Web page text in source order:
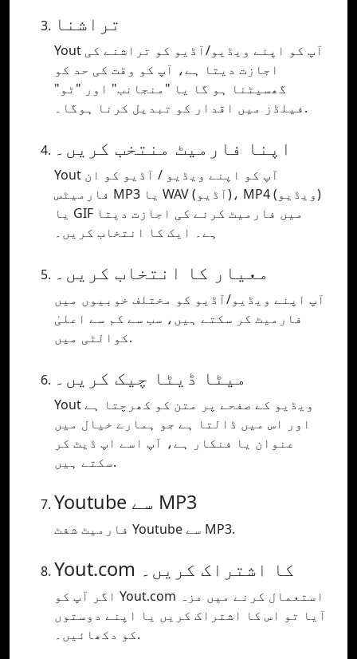
تراشنا
Yout آپ کو اپنے ویڈیو/آڈیو کو تراشنے کی
اجازت دیتا ہے، آپ کو وقت کی حد کو
گھسیٹنا ہو گا یا "منجانب" اور "ٹو"
فیلڈز میں اقدار کو تبدیل کرنا ہوگا۔.
اپنا فارمیٹ منتخب کریں۔
Yout آپ کو اپنے ویڈیو / آڈیو کو ان
فارمیٹس MP3 یا WAV (آڈیو)، MP4 (ویڈیو)
یا GIF میں فارمیٹ کرنے کی اجازت دیتا
ہے۔ ایک کا انتخاب کریں۔
معیار کا انتخاب کریں۔
آپ اپنے ویڈیو/آڈیو کو مختلف خوبیوں میں
فارمیٹ کر سکتے ہیں، سب سے کم سے اعلیٰ
کوالٹی میں.
میٹا ڈیٹا چیک کریں۔
Yout ویڈیو کے صفحے پر متن کو کھرچتا ہے
اور اس میں ڈالتا ہے جو ہمارے خیال میں
عنوان یا فنکار ہے، آپ اسے اپ ڈیٹ کر
سکتے ہیں.
Youtube سے MP3
فارمیٹ شفٹ Youtube سے MP3.
Yout.com کا اشتراک کریں۔
اگر آپ کو Yout.com استعمال کرنے میں مزہ
آیا تو اس کا اشتراک کریں یا اپنے دوستوں
کو دکھائیں۔.